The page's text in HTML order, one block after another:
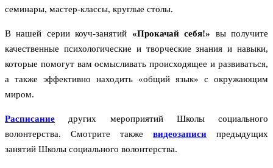
семинары, мастер-классы, круглые столы.
В нашей серии коуч-занятий «Прокачай себя!» вы получите
качественные психологические и творческие знания и навыки,
которые помогут вам осмысливать происходящее и развиваться,
а также эффективно находить «общий язык» с окружающим
миром.
Расписание других мероприятий Школы социального
волонтерства. Смотрите также видеозаписи предыдущих
занятий Школы социального волонтерства.